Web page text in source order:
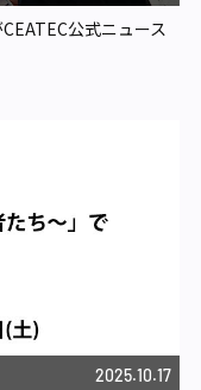
公式ニュース
2025.10.17